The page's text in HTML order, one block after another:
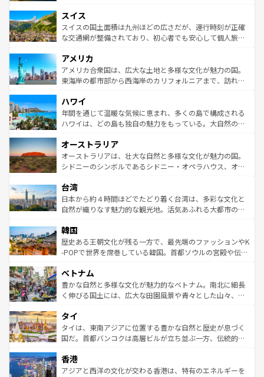
れる地方に足を運ぶとそれぞれで全く異なる文化を体験で
きるだろう。 なお、新着のフランス情報はコンテンツ一覧
を参照してほしい。
は、お酒好きな人にはぜひ体験してほしい。 なお、新着の
ドイツ情報はコンテンツ一覧を参照してほしい。
リアごとに異なる魅力がある。また、優雅なアフタヌーン
ティー、ビール好きにはたまらない英国パブ、サッカー観
戦など、本場だからこそできる体験も豊富。イギリスを旅
ンツ一覧を参照してほしい。
スイス
スイスの国土面積は九州ほどの広さだが、運行時刻が正確
な交通網が整備されており、初心者でも安心して個人旅行
の建物がそのまま残る町や、スイスならではのユニークな
博物館もあり、アルプス観光だけでなく町歩きも満喫する
ことができる。国民の所得が高いため物価も高いが、旅行
ば市内交通費無料で観光を楽しむこともできる。 なお、新
着のスイス情報はコンテンツ一覧 を参照してほしい。
アメリカ
アメリカ合衆国は、広大な土地と多様な文化が魅力の国。
東海岸の都市部から西海岸のカリフォルニアまで、訪れる
のような巨大都市は、観光、ショッピング、エンターテイ
ンメントが詰まった刺激的なスポットだ。一方、アメリカ
西部には大自然が広がり、グランドキャニオンやイエロー
部のニューオーリンズでは、音楽と美食が融合した独特の
文化が魅力。旅行者はアメリカの各地域で異なる魅力を楽
しみながら、その多様性と豊かな歴史を感じることができ
ならではの贅沢な旅のスタイルだ。 なお、新着のアメリカ
情報はコンテンツ一覧を参照してほしい。
ハワイ
年間を通じて温暖な気候に恵まれ、多くの島で構成される
ハワイは、どの島も独自の魅力をもっている。大自然の神
ワイ島は見逃せない。また、定番の観光地といえばオアフ
島だが、静かな自然を求めるならマウイ島やカウアイ島が
おすすめ。エメラルドグリーンに輝く海をはじめ、豊かな
れるおもてなしの心で訪れる人々を迎えてくれるハワイの
人々、おいしいローカルフードやハワイアンミュージッ
ク、伝統的なフラダンスなど、すべてがハワイの魅力を彩
ワイを、存分に味わってほしい。 なお、新着のハワイ情報
はコンテンツ一覧を参照してほしい。
オーストラリア
オーストラリアは、壮大な自然と多様な文化が魅力の国。
シドニーのシンボルであるシドニー・オペラハウス、オー
リアリーフや大陸中央部にそびえるウルル（エアーズロッ
ク）、タスマニアの美しい原生林やケアンズの熱帯雨林な
ど、見どころがたくさん。また、カフェやワイン、オージ
いる。アクティビティも充実しており、サーフィンやダイ
ビング、ハイキングなど、アウトドア好きにはたまらな
い。オーストラリアの多彩な魅力を存分に味わいつくそ
参照してほしい。
台湾
日本から約４時間ほどでたどり着く台湾は、多彩な文化と
自然が織りなす魅力的な観光地。活気あふれる大都市の台
ン）、静ひつな山岳地帯である台湾東部など、都市の喧騒
と山間の静けさが共存しており、訪れる人に新しい発見と
驚きをもたらしてくれる。また、奥深い台湾の食文化も魅
容にもいいと評判のスイーツなど、バラエティ豊かな料理
が味わえる。 なお、新着の台湾情報は コンテンツ一覧を参
照してほしい。
韓国
歴史ある王朝文化が残る一方で、最先端のファッションやK
-POPで世界を席巻している韓国。首都ソウルの宮殿や伝統
き、地方に足を延ばせば四季折々の自然美を楽しむことが
できる。そして、キムチや焼肉、絶品のストリートフード
まで、さまざまな韓国料理が待っている。夜には、韓国な
リティに包まれながら、韓国の多彩な魅力を心ゆくまで味
わってみてほしい。 なお、新着の韓国情報はコンテンツ一
覧を参照してほしい。
ベトナム
豊かな自然と多様な文化が魅力的なベトナム。南北に細長
く伸びる国土には、広大な田園風景や青々とした山々、世
急速な発展と共に伝統が息づく。ハノイの古い町並みやホ
ーチミン市のフランス統治時代の建物も、独特の雰囲気を
醸し出している。また、バラエティの豊かさとおいしさで
とつ。フォーやバインミー、ベトナムコーヒーなどは、ぜ
ひ現地で味わいたい。どの地域を訪れてもあたたかい人々
タイ
タイは、東南アジアに位置する豊かな自然と歴史が息づく
国だ。首都バンコクは高層ビルが立ち並ぶ一方、伝統的な
の活気が交差している。北部ではチェンマイなどの山岳地
帯で自然と触れ合い、南部ではプーケットやクラビの美し
香港
アジアと西洋の文化が交わる香港は、特有のエネルギーを